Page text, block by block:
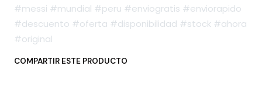
#messi #mundial #peru #enviogratis #enviorapido
#descuento #oferta #disponibilidad #stock #ahora
#original
COMPARTIR ESTE PRODUCTO